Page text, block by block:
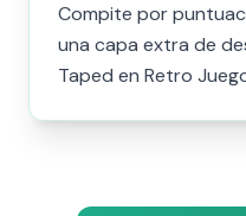
Compite por
una capa extra de
Taped en Retro